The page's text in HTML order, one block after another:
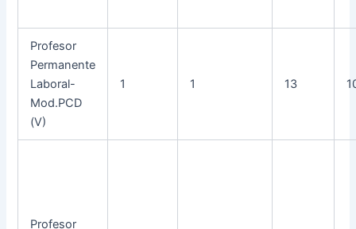
Profesor
Permanente
Laboral-
Mod.PCD
(V)
1 1 13
Profesor